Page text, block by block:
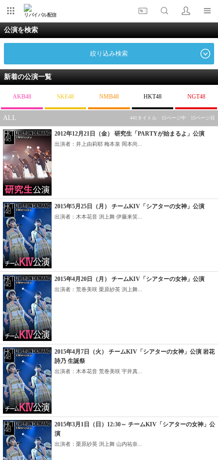
リバイバル配信
公演を検索
絞り込み検索
新着の公演一覧
AKB48 SKE48 NMB48 HKT48 NGT48
ALL 441タイトル 15ページ中 15ページ目
2012年12月21日（金） 研究生「PARTYが始まるよ」公演
出演者：井上由莉耶 梅本泉 岡本尚...
2015年5月25日（月） チームKIV「シアターの女神」公演
出演者：木本花音 渕上舞 伊藤来笑...
2015年4月20日（月） チームKIV「シアターの女神」公演
出演者：荒巻美咲 栗原紗英 渕上舞...
2015年4月7日（火） チームKIV「シアターの女神」公演 岩花
詩乃 生誕祭
出演者：木本花音 荒巻美咲 宇井真...
2015年3月1日（日）12:30～ チームKIV「シアターの女神」公
演
出演者：栗原紗英 渕上舞 山内祐奈...